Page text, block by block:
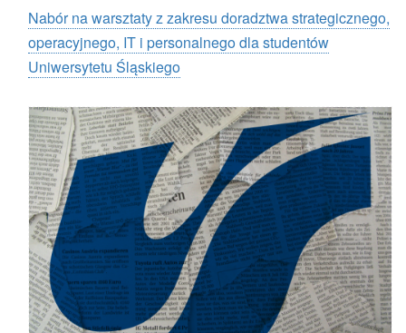
Nabór na warsztaty z zakresu doradztwa strategicznego,
operacyjnego, IT i personalnego dla studentów
Uniwersytetu Śląskiego